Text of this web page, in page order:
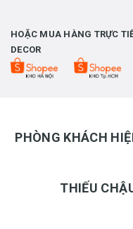
HOẶC MUA HÀNG TRỰC
DECOR
PHÒNG KHÁCH
THIẾU